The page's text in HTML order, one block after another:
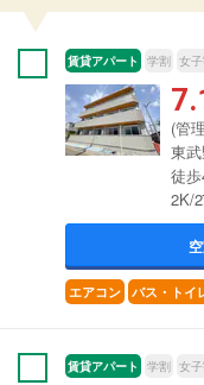
賃貸アパート 学割 女
(管
東
徒
2K/
エアコン バス・トイ
賃貸アパート 学割 女